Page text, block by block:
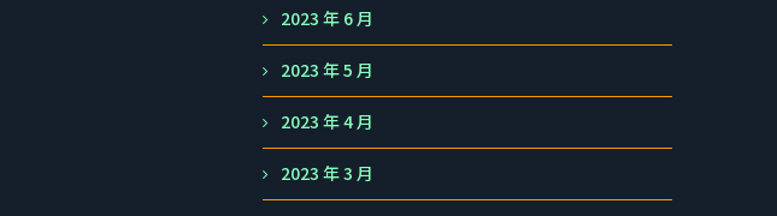
2023 年 6 月
2023 年 5 月
2023 年 4 月
2023 年 3 月